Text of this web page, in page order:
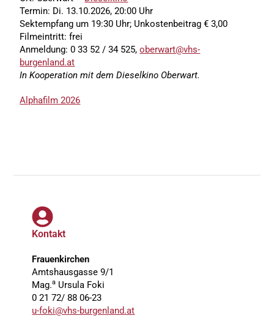
Termin: Di. 13.10.2026, 20:00 Uhr
Sektempfang um 19:30 Uhr; Unkostenbeitrag € 3,00
Filmeintritt: frei
Anmeldung: 0 33 52 / 34 525,oberwart@vhs-
burgenland.at
In Kooperation mit dem Dieselkino Oberwart.
Alphafilm 2026
Kontakt
Frauenkirchen
Amtshausgasse 9/1
Mag.a Ursula Foki
0 21 72/ 88 06-23
u-foki@vhs-burgenland.at